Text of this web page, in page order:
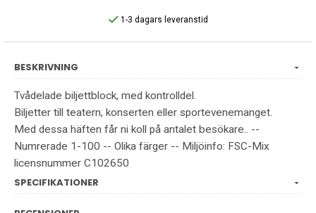
1-3 dagars leveranstid
BESKRIVNING
Tvådelade biljettblock, med kontrolldel.
Biljetter till teatern, konserten eller sportevenemanget.
Med dessa häften får ni koll på antalet besökare.. --
Numrerade 1-100 -- Olika färger -- Miljöinfo: FSC-Mix
licensnummer C102650
SPECIFIKATIONER